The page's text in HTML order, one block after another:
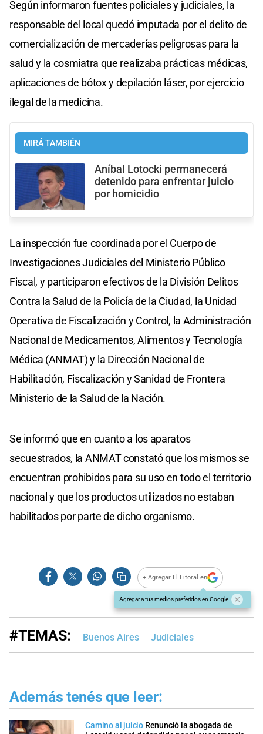
Según informaron fuentes policiales y judiciales, la
responsable del local quedó imputada por el delito de
comercialización de mercaderías peligrosas para la
salud y la cosmiatra que realizaba prácticas médicas,
aplicaciones de bótox y depilación láser, por ejercicio
ilegal de la medicina.
MIRÁ TAMBIÉN
Aníbal Lotocki permanecerá
detenido para enfrentar juicio
por homicidio
La inspección fue coordinada por el Cuerpo de
Investigaciones Judiciales del Ministerio Público
Fiscal, y participaron efectivos de la División Delitos
Contra la Salud de la Policía de la Ciudad, la Unidad
Operativa de Fiscalización y Control, la Administración
Nacional de Medicamentos, Alimentos y Tecnología
Médica (ANMAT) y la Dirección Nacional de
Habilitación, Fiscalización y Sanidad de Frontera
Ministerio de la Salud de la Nación.
Se informó que en cuanto a los aparatos
secuestrados, la ANMAT constató que los mismos se
encuentran prohibidos para su uso en todo el territorio
nacional y que los productos utilizados no estaban
habilitados por parte de dicho organismo.
+ Agregar El Litoral en
Agregar a tus medios preferidos en Google
#TEMAS: Buenos Aires Judiciales
Además tenés que leer:
Camino al juicio Renunció la abogada de